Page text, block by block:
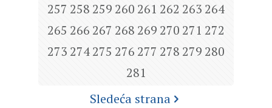
257 258 259 260 261 262 263 264
265 266 267 268 269 270 271 272
273 274275 276 277 278 279 280
281
Sledeća strana